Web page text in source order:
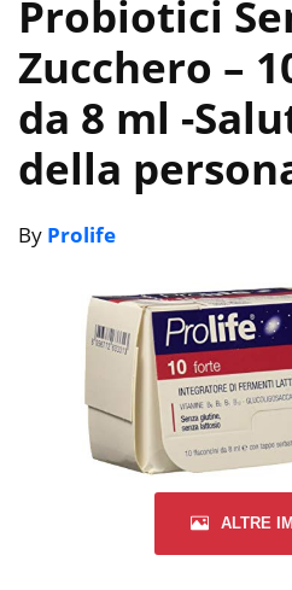
Probiotici
Zucchero –
da 8 ml -
della
By Prolife
ALTRE